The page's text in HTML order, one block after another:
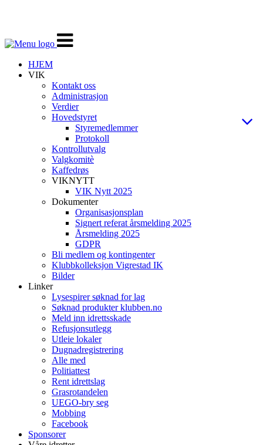
Veksle
navigasjon
HJEM
VIK
Kontakt oss
Administrasjon
Verdier
Hovedstyret
Styremedlemmer
Protokoll
Kontrollutvalg
Valgkomitè
Kaffedrøs
VIKNYTT
VIK Nytt 2025
Dokumenter
Organisasjonsplan
Signert referat årsmelding 2025
Årsmelding 2025
GDPR
Bli medlem og kontingenter
Klubbkolleksjon Vigrestad IK
Bilder
Linker
Lysespirer søknad for lag
Søknad produkter klubben.no
Meld inn idrettsskade
Refusjonsutlegg
Utleie lokaler
Dugnadregistrering
Alle med
Politiattest
Rent idrettslag
Grasrotandelen
UEGO-bry seg
Mobbing
Facebook
Sponsorer